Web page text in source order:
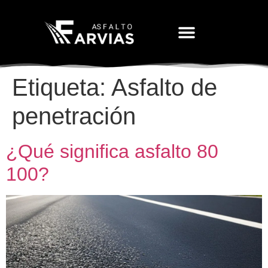
Etiqueta: Asfalto de
penetración
¿Qué significa asfalto 80
100?